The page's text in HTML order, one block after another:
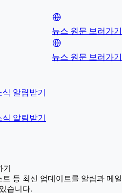
뉴스 원문 보러가기
뉴스 원문 보러가기
알림받기
알림받기
등 최신 업데이트를 알림과 메일
습니다.